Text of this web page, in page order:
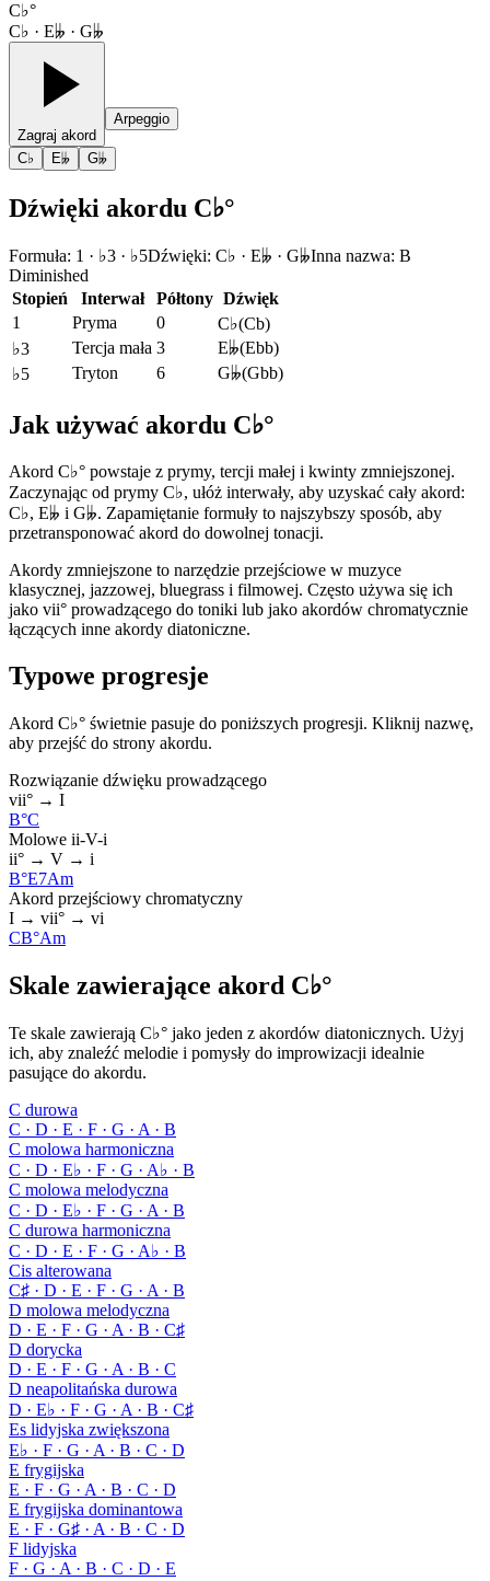
C♭°
C♭ · E𝄫 · G𝄫
Zagraj akord
Arpeggio
C♭ E𝄫 G𝄫
Dźwięki akordu C♭°
Formuła: 1 · ♭3 · ♭5Dźwięki: C♭ · E𝄫 · G𝄫Inna nazwa: B
Diminished
Stopień
Interwał Półtony Dźwięk
1
Pryma 0 C♭(Cb)
♭3
Tercja mała 3 E𝄫(Ebb)
♭5
Tryton 6 G𝄫(Gbb)
Jak używać akordu C♭°
Akord C♭° powstaje z prymy, tercji małej i kwinty zmniejszonej.
Zaczynając od prymy C♭, ułóż interwały, aby uzyskać cały akord:
C♭, E𝄫 i G𝄫. Zapamiętanie formuły to najszybszy sposób, aby
przetransponować akord do dowolnej tonacji.
Akordy zmniejszone to narzędzie przejściowe w muzyce
klasycznej, jazzowej, bluegrass i filmowej. Często używa się ich
jako vii° prowadzącego do toniki lub jako akordów chromatycznie
łączących inne akordy diatoniczne.
Typowe progresje
Akord C♭° świetnie pasuje do poniższych progresji. Kliknij nazwę,
aby przejść do strony akordu.
Rozwiązanie dźwięku prowadzącego
vii° → I
B°C
Molowe ii-V-i
ii° → V → i
B°E7Am
Akord przejściowy chromatyczny
I → vii° → vi
CB°Am
Skale zawierające akord C♭°
Te skale zawierają C♭° jako jeden z akordów diatonicznych. Użyj
ich, aby znaleźć melodie i pomysły do improwizacji idealnie
pasujące do akordu.
C durowa
C · D · E · F · G · A · B
C molowa harmoniczna
C · D · E♭ · F · G · A♭ · B
C molowa melodyczna
C · D · E♭ · F · G · A · B
C durowa harmoniczna
C · D · E · F · G · A♭ · B
Cis alterowana
C♯ · D · E · F · G · A · B
D molowa melodyczna
D · E · F · G · A · B · C♯
D dorycka
D · E · F · G · A · B · C
D neapolitańska durowa
D · E♭ · F · G · A · B · C♯
Es lidyjska zwiększona
E♭ · F · G · A · B · C · D
E frygijska
E · F · G · A · B · C · D
E frygijska dominantowa
E · F · G♯ · A · B · C · D
F lidyjska
F · G · A · B · C · D · E